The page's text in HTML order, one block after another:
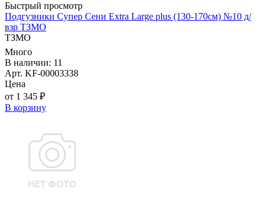
Быстрый просмотр
Подгузники Супер Сени Extra Large plus (130-170см) №10 д/
взр ТЗМО
ТЗМО
Много
В наличии: 11
Арт. KF-00003338
Цена
от 1 345 ₽
В корзину